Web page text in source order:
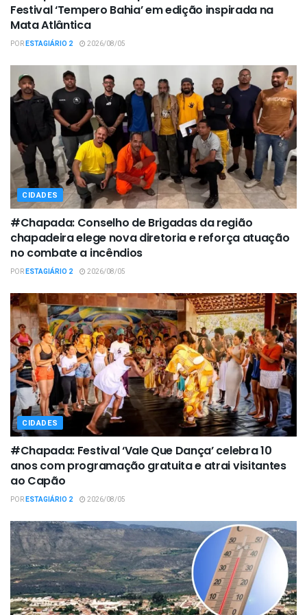
Festival ‘Tempero Bahia’ em edição inspirada na
Mata Atlântica
PORESTAGIÁRIO 2 2026/08/05
CIDADES
#Chapada: Conselho de Brigadas da região
chapadeira elege nova diretoria e reforça atuação
no combate a incêndios
PORESTAGIÁRIO 2 2026/08/05
CIDADES
#Chapada: Festival ‘Vale Que Dança’ celebra 10
anos com programação gratuita e atrai visitantes
ao Capão
PORESTAGIÁRIO 2 2026/08/05